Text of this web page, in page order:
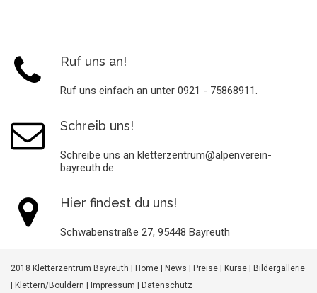
Ruf uns an!
Ruf uns einfach an unter 0921 - 75868911.
Schreib uns!
Schreibe uns an kletterzentrum@alpenverein-
bayreuth.de
Hier findest du uns!
Schwabenstraße 27, 95448 Bayreuth
2018 Kletterzentrum Bayreuth | Home News Preise Kurse
Bildergallerie
Klettern/Bouldern Impressum Datenschutz